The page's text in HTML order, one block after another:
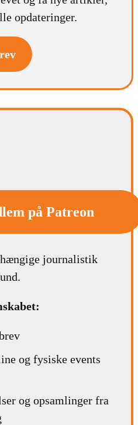
opdateringer.
på Patreon
journalistik
og fysiske events
og opsamlinger fra